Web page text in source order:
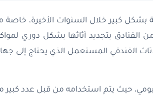
كبير خلال السنوات الأخيرة، خاصة
بتجديد أثاثها بشكل دوري
الفندقي المستعمل الذي يحتاج إلى
حيث يتم استخدامه من قبل عدد كبير